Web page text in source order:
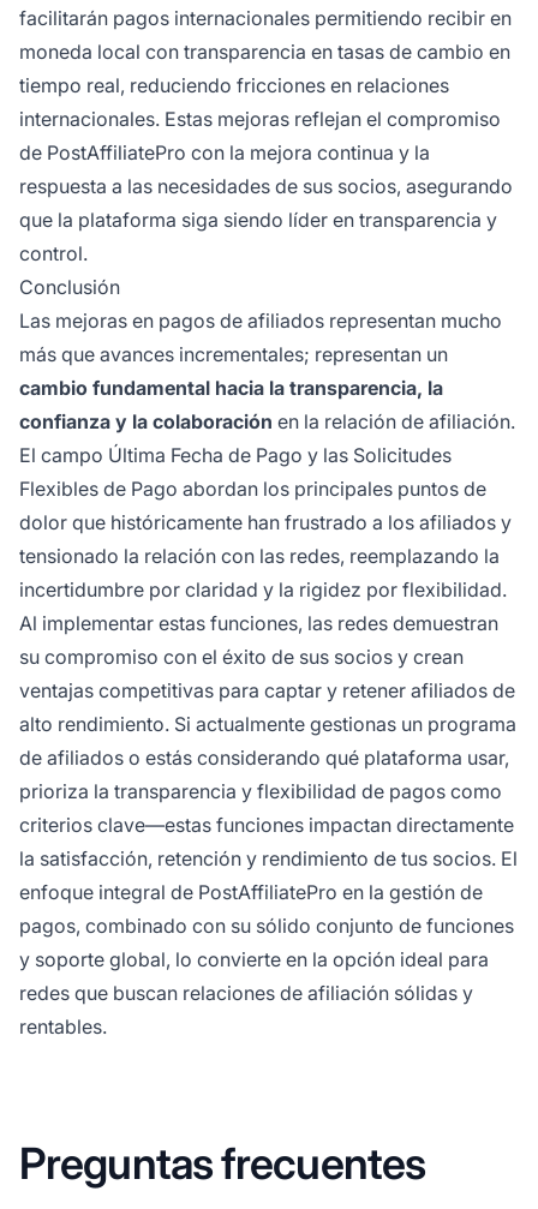
facilitarán pagos internacionales permitiendo recibir en
moneda local con transparencia en tasas de cambio en
tiempo real, reduciendo fricciones en relaciones
internacionales. Estas mejoras reflejan el compromiso
de PostAffiliatePro con la mejora continua y la
respuesta a las necesidades de sus socios, asegurando
que la plataforma siga siendo líder en transparencia y
control.
Conclusión
Las mejoras en pagos de afiliados representan mucho
más que avances incrementales; representan un
cambio fundamental hacia la transparencia, la
confianza y la colaboración en la relación de afiliación.
El campo Última Fecha de Pago y las Solicitudes
Flexibles de Pago abordan los principales puntos de
dolor que históricamente han frustrado a los afiliados y
tensionado la relación con las redes, reemplazando la
incertidumbre por claridad y la rigidez por flexibilidad.
Al implementar estas funciones, las redes demuestran
su compromiso con el éxito de sus socios y crean
ventajas competitivas para captar y retener afiliados de
alto rendimiento. Si actualmente gestionas un programa
de afiliados o estás considerando qué plataforma usar,
prioriza la transparencia y flexibilidad de pagos como
criterios clave—estas funciones impactan directamente
la satisfacción, retención y rendimiento de tus socios. El
enfoque integral de PostAffiliatePro en la gestión de
pagos, combinado con su sólido conjunto de funciones
y soporte global, lo convierte en la opción ideal para
redes que buscan relaciones de afiliación sólidas y
rentables.
Preguntas frecuentes